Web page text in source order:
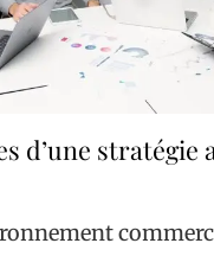
d’une stratégie